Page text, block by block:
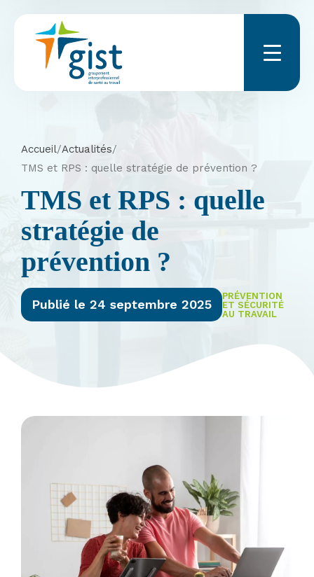
Accueil/Actualités/
TMS et RPS : quelle stratégie de prévention ?
TMS et RPS : quelle
stratégie de
prévention ?
Publié le 24 septembre 2025
PRÉVENTION
ET SÉCURITÉ
AU TRAVAIL